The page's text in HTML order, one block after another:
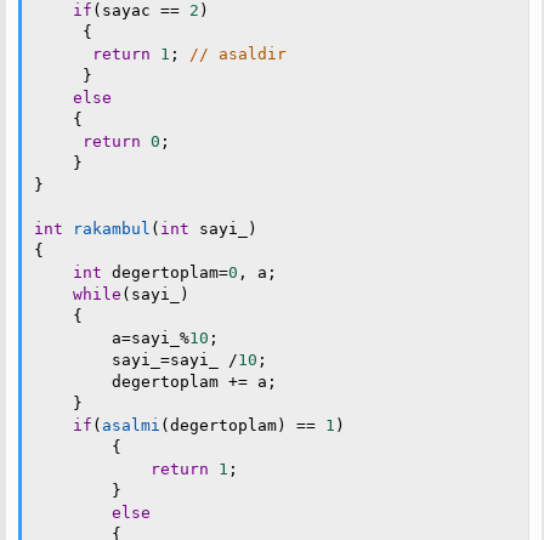
if ( sayac == 2 )
{
return
1 ;
// asaldir
}
else
{
return 0 ;
}
}
int rakambul ( int sayi_
)
{
int degertoplam=0 , a ;
while ( sayi_
)
{
        a
=sayi_ %10 ;
        sayi_
=sayi_ /10 ;
        degertoplam
+= a ;
}
if ( asalmi ( degertoplam) == 1 )
{
return
1 ;
}
else
{